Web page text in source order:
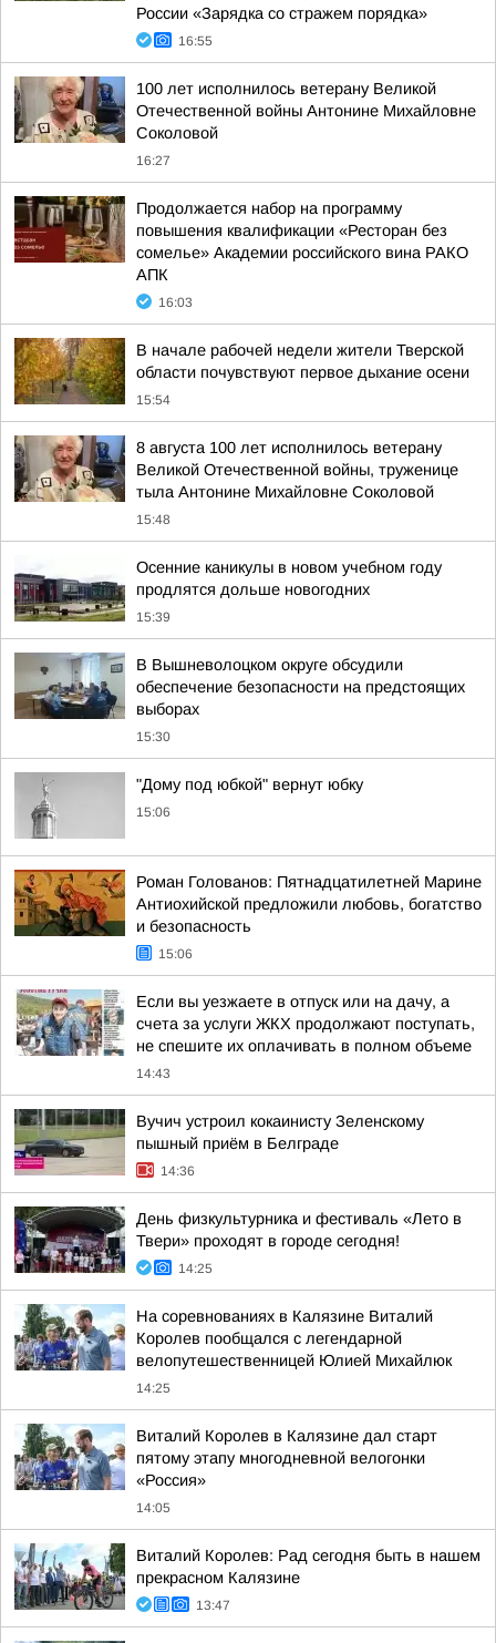
России «Зарядка со стражем порядка»
16:55
100 лет исполнилось ветерану Великой
Отечественной войны Антонине Михайловне
Соколовой
16:27
Продолжается набор на программу
повышения квалификации «Ресторан без
сомелье» Академии российского вина РАКО
АПК
16:03
В начале рабочей недели жители Тверской
области почувствуют первое дыхание осени
15:54
8 августа 100 лет исполнилось ветерану
Великой Отечественной войны, труженице
тыла Антонине Михайловне Соколовой
15:48
Осенние каникулы в новом учебном году
продлятся дольше новогодних
15:39
В Вышневолоцком округе обсудили
обеспечение безопасности на предстоящих
выборах
15:30
"Дому под юбкой" вернут юбку
15:06
Роман Голованов: Пятнадцатилетней Марине
Антиохийской предложили любовь, богатство
и безопасность
15:06
Если вы уезжаете в отпуск или на дачу, а
счета за услуги ЖКХ продолжают поступать,
не спешите их оплачивать в полном объеме
14:43
Вучич устроил кокаинисту Зеленскому
пышный приём в Белграде
14:36
День физкультурника и фестиваль «Лето в
Твери» проходят в городе сегодня!
14:25
На соревнованиях в Калязине Виталий
Королев пообщался с легендарной
велопутешественницей Юлией Михайлюк
14:25
Виталий Королев в Калязине дал старт
пятому этапу многодневной велогонки
«Россия»
14:05
Виталий Королев: Рад сегодня быть в нашем
прекрасном Калязине
13:47